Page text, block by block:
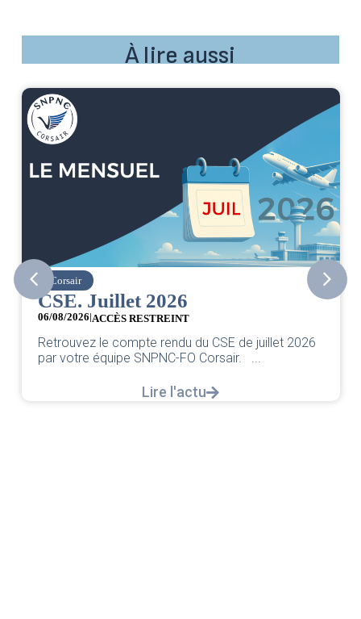
À lire aussi
Corsair
CSE. Juillet 2026
06/08/2026|ACCÈS RESTREINT
Retrouvez le compte rendu du CSE de juillet 2026
par votre équipe SNPNC-FO Corsair. ...
Lire l'actu